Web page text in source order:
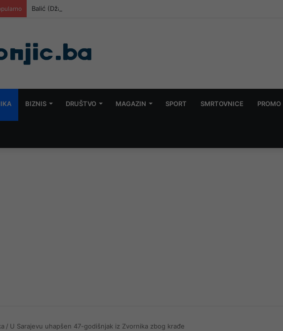
Balić (Džafo) Rašid 1961 – 2026
BIZNIS DRUŠTVO MAGAZIN SPORT SMRTOVNICE PROMO
/ U Sarajevu uhapšen 47-godišnjak iz Zvornika zbog krađe